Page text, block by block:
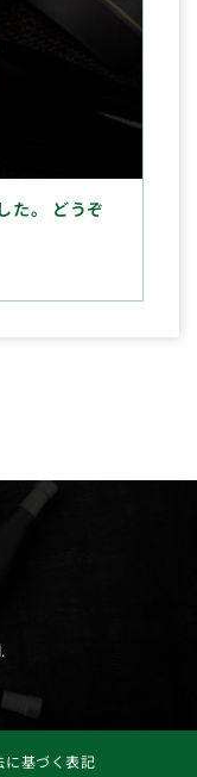
た。 どうぞ
に基づく表記